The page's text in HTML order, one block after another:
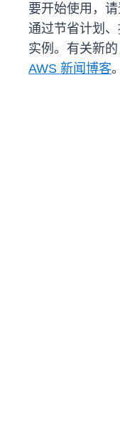
要开始使用，
通过节省计划
实例。有关新的
AWS 新闻博客。